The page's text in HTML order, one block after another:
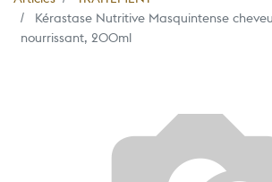
Kérastase Nutritive Masquintense
nourrissant, 200ml